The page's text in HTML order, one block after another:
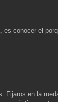
C
conocer el
Fijaros en la